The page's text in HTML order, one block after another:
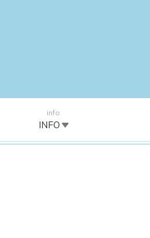
info
INFO